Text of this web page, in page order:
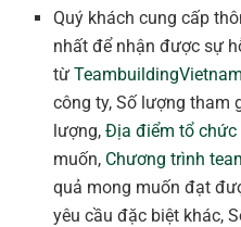
Quý khách cung cấp
nhất để nhận được sự
từTeambuildingVietnam
công ty, Số lượng tham
lượng,Địa điểm tổ chức
muốn, Chương trình
quả mong muốn đạt
yêu cầu đặc biệt khác,